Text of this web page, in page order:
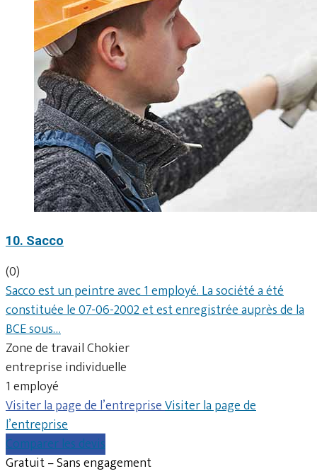
10. Sacco
(0)
Sacco est un peintre avec 1 employé. La société a été
constituée le 07-06-2002 et est enregistrée auprès de la
BCE sous…
Zone de travail Chokier
entreprise individuelle
1 employé
Visiter la page de l’entrepriseVisiter la page de
l’entreprise
Comparer les devis
Gratuit – Sans engagement